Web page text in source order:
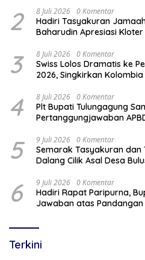
2 8 Juli 2026 0 Komentar
Hadiri Tasyakuran
Baharudin Apresiasi
3 8 Juli 2026 0 Komentar
Swiss Lolos Dramatis ke
2026, Singkirkan
4 8 Juli 2026 0 Komentar
Plt Bupati Tulungagung
Pertanggungjawaban
5 9 Juli 2026 0 Komentar
Semarak Tasyakuran dan
Dalang Cilik Asal Desa
6 9 Juli 2026 0 Komentar
Hadiri Rapat Paripurna,
Jawaban atas Pandangan
Terkini